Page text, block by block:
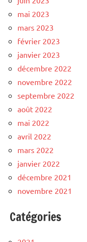
mai 2023
mars 2023
février 2023
janvier 2023
décembre 2022
novembre 2022
septembre 2022
août 2022
mai 2022
avril 2022
mars 2022
janvier 2022
décembre 2021
novembre 2021
Catégories